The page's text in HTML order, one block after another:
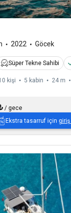
2022 Göcek
Süper Tekne Sahibi
kişi 5 kabin 24 m
/ gece
Ekstra tasarruf için giriş